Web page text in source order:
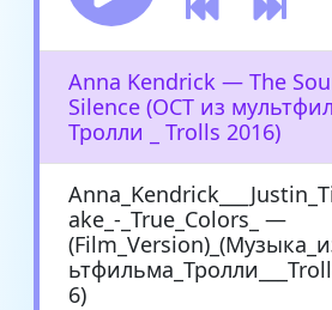
Anna Kendrick — The
Silence (ОСТ из
Тролли _ Trolls 2016)
ake_-_True_Colors_ —
6)